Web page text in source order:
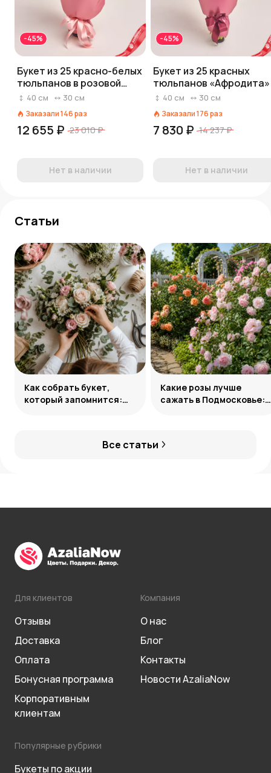
-45%
Букет из 25 красно-белых
тюльпанов в розовой
бумаге
40 см 30 см
Заказали146раз
12 655 ₽ 23 010 ₽
Нет в наличии
-45%
Букет из 25 красных
тюльпанов «Афродита»
40 см 30 см
Заказали176раз
7 830 ₽ 14 237 ₽
Нет в наличии
Статьи
Все статьи
Как собрать букет,
который запомнится:
Какие розы лучше
сажать в Подмосковье:
Для клиентов
Отзывы
Доставка
Оплата
Бонусная программа
Корпоративным
клиентам
Компания
О нас
Блог
Контакты
Новости AzaliaNow
Популярные рубрики
Букеты по акции